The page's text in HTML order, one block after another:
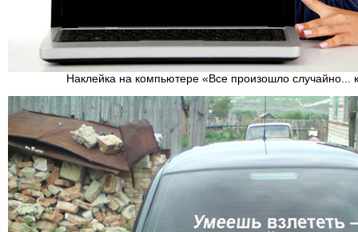
Наклейка на компьютере «Все произошло случайно...